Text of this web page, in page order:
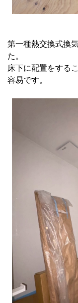
第一種熱交換式換
た。
床下に配置をする
容易です。